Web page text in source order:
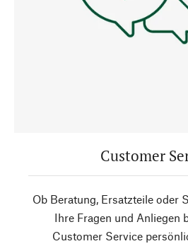
Customer
Ob Beratung, Ersatzteile oder
Ihre Fragen und Anliegen
Customer Service